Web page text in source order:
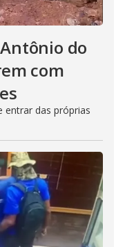
do
com
entrar das próprias